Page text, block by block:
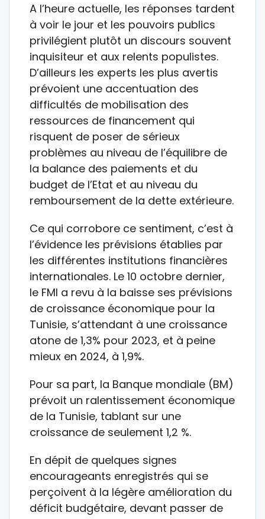
A l’heure actuelle, les réponses tardent
à voir le jour et les pouvoirs publics
privilégient plutôt un discours souvent
inquisiteur et aux relents populistes.
D’ailleurs les experts les plus avertis
prévoient une accentuation des
difficultés de mobilisation des
ressources de financement qui
risquent de poser de sérieux
problèmes au niveau de l’équilibre de
la balance des paiements et du
budget de l’Etat et au niveau du
remboursement de la dette extérieure.
Ce qui corrobore ce sentiment, c’est à
l’évidence les prévisions établies par
les différentes institutions financières
internationales. Le 10 octobre dernier,
le FMI a revu à la baisse ses prévisions
de croissance économique pour la
Tunisie, s’attendant à une croissance
atone de 1,3% pour 2023, et à peine
mieux en 2024, à 1,9%.
Pour sa part, la Banque mondiale (BM)
prévoit un ralentissement économique
de la Tunisie, tablant sur une
croissance de seulement 1,2 %.
En dépit de quelques signes
encourageants enregistrés qui se
perçoivent à la légère amélioration du
déficit budgétaire, devant passer de